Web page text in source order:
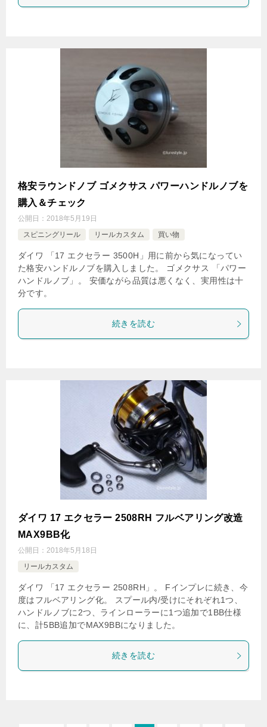
格安ラウンドノブ ゴメクサス パワーハンドルノブを
購入＆チェック
公開日： 2018年5月19日
スピニングリール
リールカスタム 買い物
ダイワ 「17 エクセラー 3500H」用に前から気になってい
た格安ハンドルノブを購入しました。 ゴメクサス 「パワー
ハンドルノブ」。 安価ながら品質は悪くなく、実用性は十
分です。
続きを読む
ダイワ 17 エクセラー 2508RH フルベアリング改造
MAX9BB化
公開日： 2018年5月18日
リールカスタム
ダイワ 「17 エクセラー 2508RH」。 Fインプレに続き、今
度はフルベアリング化。 スプール内/受けにそれぞれ1つ、
ハンドルノブに2つ、ラインローラーに1つ追加で1BB仕様
に、計5BB追加でMAX9BBになりました。
続きを読む